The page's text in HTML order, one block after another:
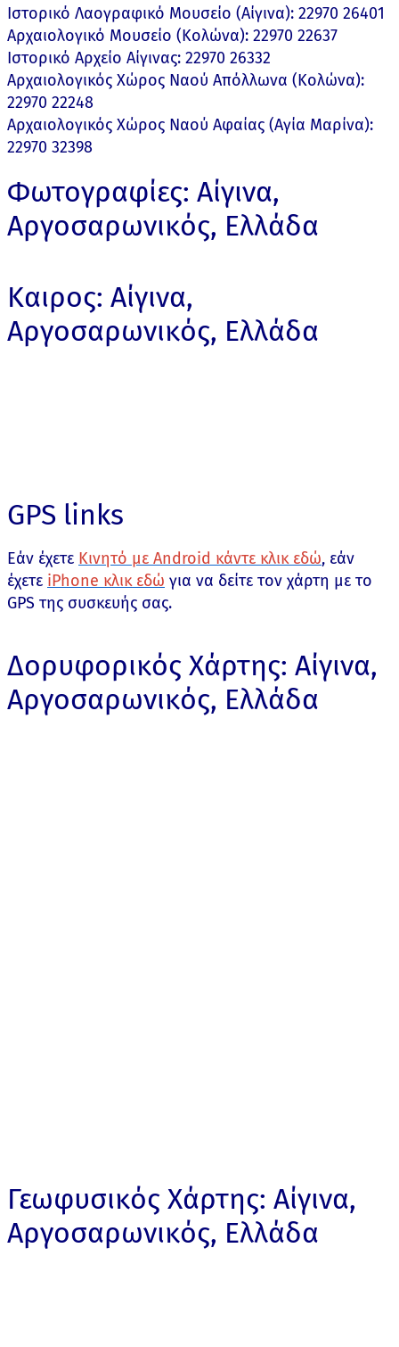
Ιστορικό Λαογραφικό Μουσείο (Αίγινα): 22970 26401
Αρχαιολογικό Μουσείο (Κολώνα): 22970 22637
Ιστορικό Αρχείο Αίγινας: 22970 26332
Αρχαιολογικός Χώρος Ναού Απόλλωνα (Κολώνα):
22970 22248
Αρχαιολογικός Χώρος Ναού Αφαίας (Αγία Μαρίνα):
22970 32398
Φωτογραφίες: Αίγινα,
Αργοσαρωνικός, Ελλάδα
Καιρος: Αίγινα,
Αργοσαρωνικός, Ελλάδα
GPS links
Εάν έχετε Κινητό με Android κάντε κλικ εδώ, εάν
έχετε iPhone κλικ εδώ για να δείτε τον χάρτη με το
GPS της συσκευής σας.
Δορυφορικός Χάρτης: Αίγινα,
Αργοσαρωνικός, Ελλάδα
Γεωφυσικός Χάρτης: Αίγινα,
Αργοσαρωνικός, Ελλάδα